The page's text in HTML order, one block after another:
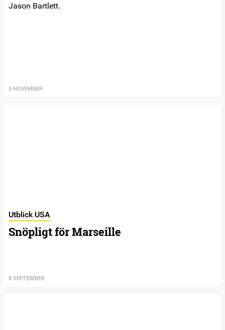
Jason Bartlett.
5 NOVEMBER
Utblick USA
Snöpligt för Marseille
8 SEPTEMBER